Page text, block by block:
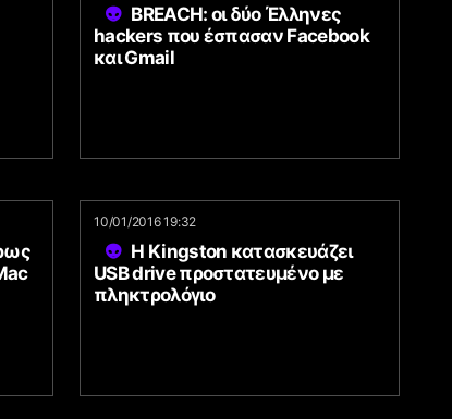
BREACH: οι δύο Έλληνες
hackers που έσπασαν Facebook
και Gmail
10/01/2016 19:32
H Kingston κατασκευάζει
USB drive προστατευμένο με
πληκτρολόγιο